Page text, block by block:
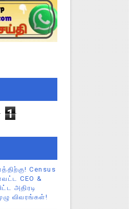
செய்வது எப்படி? DGE முக்கிய
IAS நியமனம் - அரசாணை
(TN Govt Standing
1
Census
CEO &
அதிரடி
விவரங்கள்!